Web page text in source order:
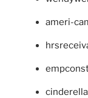
ameri-